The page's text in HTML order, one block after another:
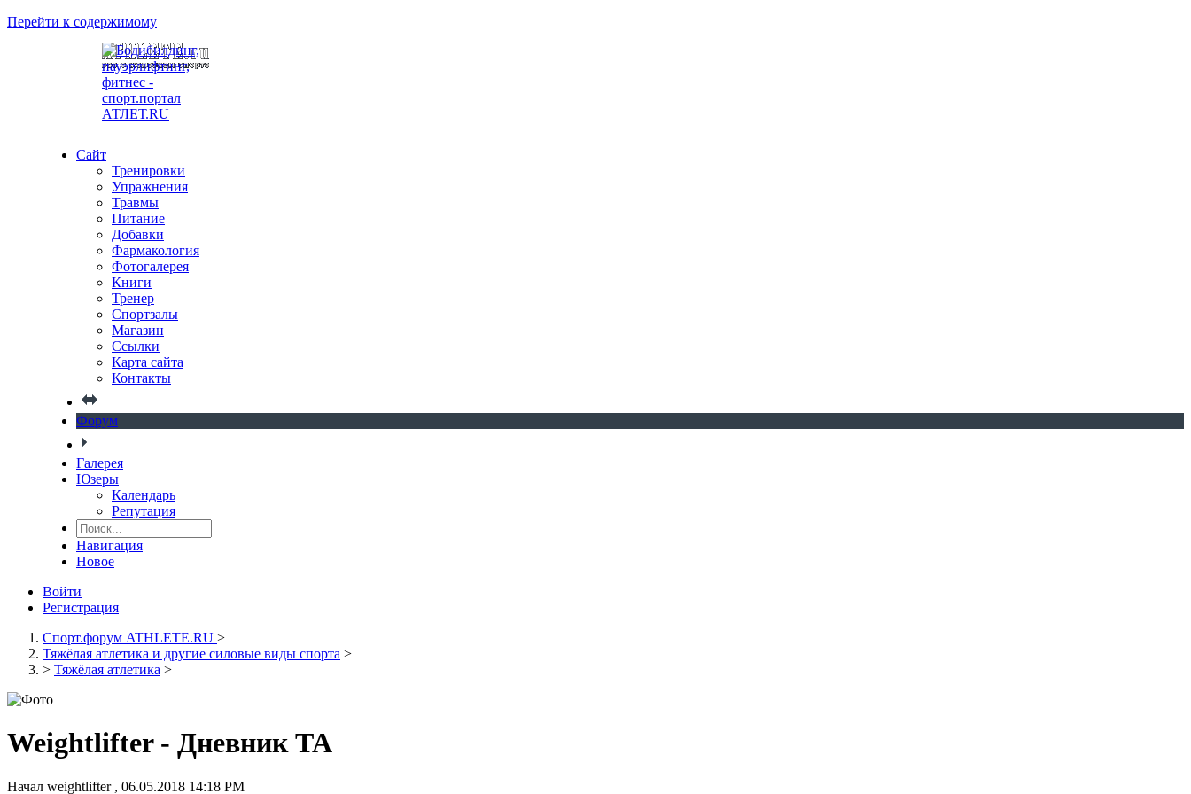
Перейти к содержимому
Сайт
Тренировки
Упражнения
Травмы
Питание
Добавки
Фармакология
Фотогалерея
Книги
Тренер
Спортзалы
Магазин
Ссылки
Карта сайта
Контакты
Форум
Галерея
Юзеры
Календарь
Репутация
Навигация
Новое
Войти
Регистрация
Спорт.форум ATHLETE.RU >
Тяжёлая атлетика и другие силовые виды спорта >
> Тяжёлая атлетика >
Weightlifter - Дневник ТА
Начал weightlifter , 06.05.2018 14:18 PM